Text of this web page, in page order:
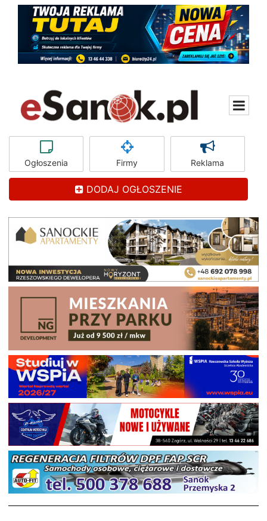
Ogłoszenia Firmy Reklama
DODAJ OGŁOSZENIE